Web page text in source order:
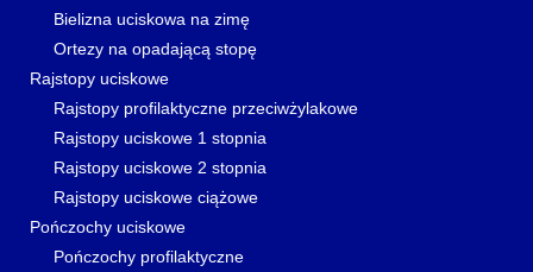
Bielizna uciskowa na zimę
Ortezy na opadającą stopę
Rajstopy uciskowe
Rajstopy profilaktyczne przeciwżylakowe
Rajstopy uciskowe 1 stopnia
Rajstopy uciskowe 2 stopnia
Rajstopy uciskowe ciążowe
Pończochy uciskowe
Pończochy profilaktyczne